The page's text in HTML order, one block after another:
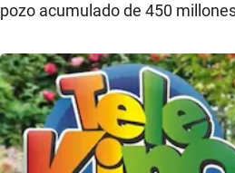
pozo acumulado de 450